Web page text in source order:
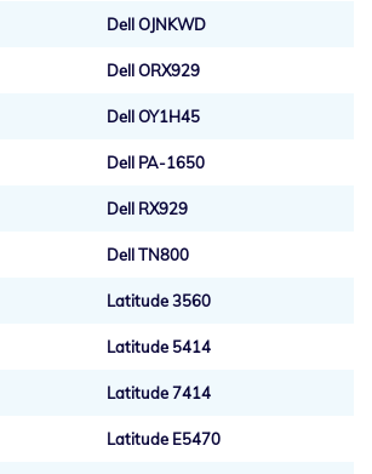
Dell OJNKWD
Dell ORX929
Dell OY1H45
Dell PA-1650
Dell RX929
Dell TN800
Latitude 3560
Latitude 5414
Latitude 7414
Latitude E5470